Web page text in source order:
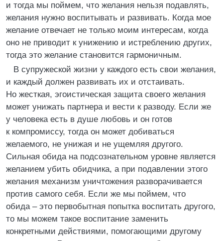
и тогда мы поймем, что желания нельзя подавлять,
желания нужно воспитывать и развивать. Когда мое
желание отвечает не только моим интересам, когда
оно не приводит к унижению и истреблению других,
тогда это желание становится гармоничным.
В супружеской жизни у каждого есть свои желания,
и каждый должен развивать их и отстаивать.
Но жесткая, эгоистическая защита своего желания
может унижать партнера и вести к разводу. Если же
у человека есть в душе любовь и он готов
к компромиссу, тогда он может добиваться
желаемого, не унижая и не ущемляя другого.
Сильная обида на подсознательном уровне является
желанием убить обидчика, а при подавлении этого
желания механизм уничтожения разворачивается
против самого себя. Если же мы поймем, что
обида – это первобытная попытка воспитать другого,
то мы можем такое воспитание заменить
конкретными действиями, помогающими другому